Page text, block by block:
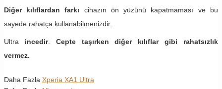
Diğer kılıflardan farkı cihazın ön yüzünü kapatmaması ve bu
sayede rahatça kullanabilmenizdir.
Ultra incedir. Cepte taşırken diğer kılıflar gibi rahatsızlık
vermez.
Daha Fazla Xperia XA1 Ultra